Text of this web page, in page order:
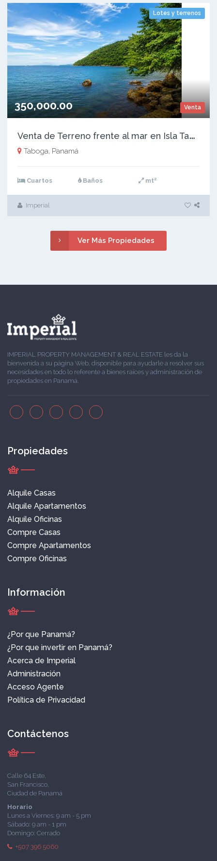
Lotes y terrenos
Venta
350,000.00
V
enta de Terreno frente al mar en Isla Taboga, 500m2
Taboga, Panamá
Cuartos Baños mt2
Imperial
Ver Más Propiedades
IMPERIAL PROPERTY MANAGEMENT & REAL ESTATE les da la
bienvenida a su página Web, disponible para ayudarle a resolver sus
necesidades en todo lo referente a bienes raíces y administración de
propiedades en Panamá.
Propiedades
Alquile Casas
Alquile Apartamentos
Alquile Oficinas
Compre Casas
Compre Apartamentos
Compre Oficinas
Información
¿Por que Panamá?
¿Por que invertir en Panamá?
Acerca de Imperial
Administración
Acceso Agente
Política de Privacidad
Contáctenos
Calle 64 Este,
San Francisco,
Ciudad de Panamá
Horario
Lunes a Viernes: 9 am - 5 pm
Sábado: 9 am - 1 pm
Domingo: Cerrado
+507 396 5060